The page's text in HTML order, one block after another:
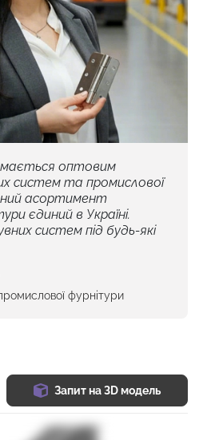
оптовим
систем та промислової
асортимент
єдиний в Україні.
систем під будь-які
фурнітури
Запит на 3D модель